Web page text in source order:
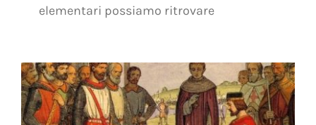
elementari possiamo ritrovare